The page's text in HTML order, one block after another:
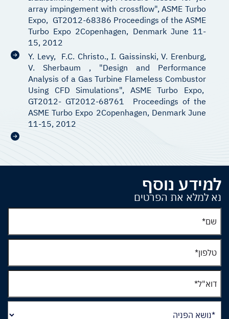
array impingement with crossflow", ASME Turbo
Expo, GT2012-68386 Proceedings of the ASME
Turbo Expo 2Copenhagen, Denmark June 11-
15, 2012
Y. Levy, F.C. Christo., I. Gaissinski, V. Erenburg,
V. Sherbaum , "Design and Performance
Analysis of a Gas Turbine Flameless Combustor
Using CFD Simulations", ASME Turbo Expo,
GT2012- GT2012-68761 Proceedings of the
ASME Turbo Expo 2Copenhagen, Denmark June
11-15, 2012
למידע נוסף
נא למלא את הפרטים